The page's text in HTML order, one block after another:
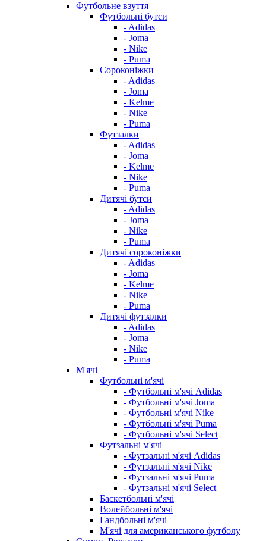
Футбольне взуття
Футбольні бутси
- Adidas
- Joma
- Nike
- Puma
Сороконіжки
- Adidas
- Joma
- Kelme
- Nike
- Puma
Футзалки
- Adidas
- Joma
- Kelme
- Nike
- Puma
Дитячі бутси
- Adidas
- Joma
- Nike
- Puma
Дитячі сороконіжки
- Adidas
- Joma
- Kelme
- Nike
- Puma
Дитячі футзалки
- Adidas
- Joma
- Nike
- Puma
М'ячі
Футбольні м'ячі
- Футбольні м'ячі Adidas
- Футбольні м'ячі Joma
- Футбольні м'ячі Nike
- Футбольні м'ячі Puma
- Футбольні м'ячі Select
Футзальні м'ячі
- Футзальні м'ячі Adidas
- Футзальні м'ячі Nike
- Футзальні м'ячі Puma
- Футзальні м'ячі Select
Баскетбольні м'ячі
Волейбольні м'ячі
Гандбольні м'ячі
М'ячі для американського футболу